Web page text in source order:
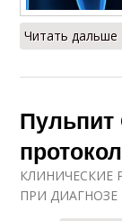
Читать
Пульпит
КЛИНИЧЕСКИЕ
ПРИ